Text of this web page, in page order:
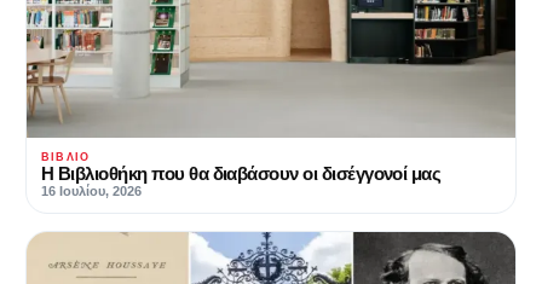
ΒΙΒΛΊΟ
Η Βιβλιοθήκη που θα διαβάσουν οι δισέγγονοί μας
16 Ιουλίου, 2026